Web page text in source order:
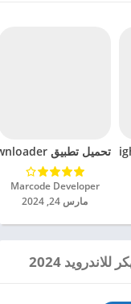
تحميل تطبيق mp4 video downloader مهكر للاندرويد 2024
Marcode Developer‏
مارس 24, 2024